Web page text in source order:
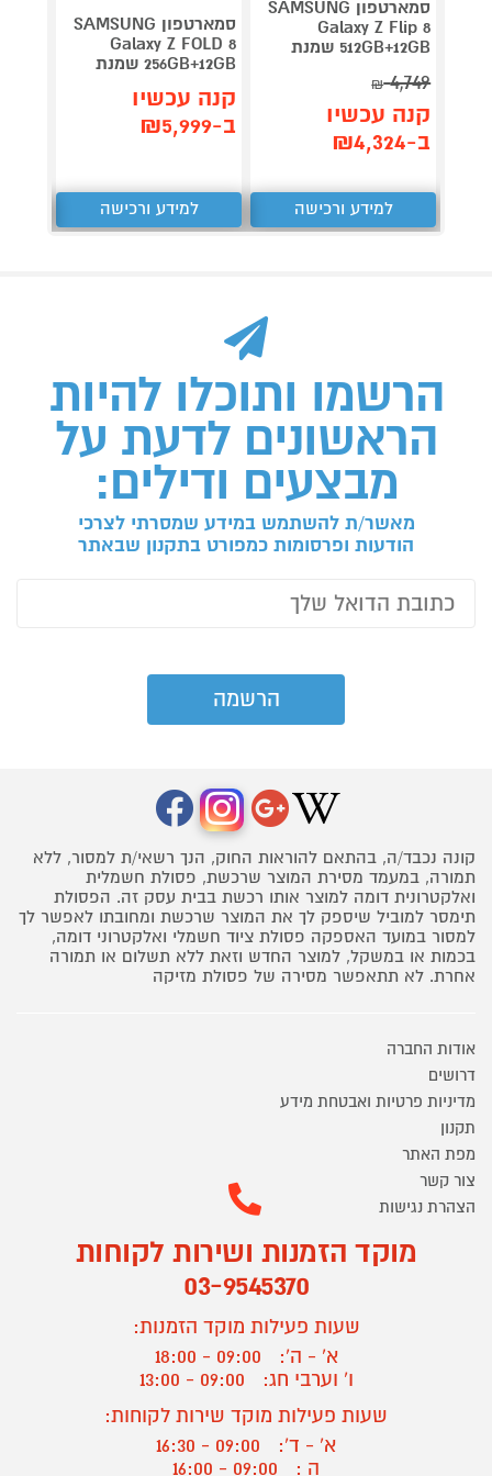
סמארטפון SAMSUNG
Galaxy Z Flip 8
512GB+12GB שמנת
4,749
₪
קנה עכשיו
ב-₪4,324
למידע ורכישה
סמארטפון SAMSUNG
Galaxy Z FOLD 8
256GB+12GB שמנת
קנה עכשיו
ב-₪5,999
למידע ורכישה
הרשמו ותוכלו להיות
הראשונים לדעת על
מבצעים ודילים:
מאשר/ת להשתמש במידע שמסרתי לצרכי
הודעות ופרסומות כמפורט בתקנון שבאתר
קונה נכבד/ה, בהתאם להוראות החוק, הנך רשאי/ת למסור, ללא
תמורה, במעמד מסירת המוצר שרכשת, פסולת חשמלית
ואלקטרונית דומה למוצר אותו רכשת בבית עסק זה. הפסולת
תימסר למוביל שיספק לך את המוצר שרכשת ומחובתו לאפשר לך
למסור במועד האספקה פסולת ציוד חשמלי ואלקטרוני דומה,
בכמות או במשקל, למוצר החדש וזאת ללא תשלום או תמורה
אחרת. לא תתאפשר מסירה של פסולת מזיקה
אודות החברה
דרושים
מדיניות פרטיות ואבטחת מידע
תקנון
מפת האתר
צור קשר
הצהרת נגישות
מוקד הזמנות ושירות לקוחות
03-9545370
שעות פעילות מוקד הזמנות:
א' - ה':
09:00 - 18:00
ו' וערבי חג:
09:00 - 13:00
שעות פעילות מוקד שירות לקוחות:
א' - ד':
09:00 - 16:30
ה :
09:00 - 16:00